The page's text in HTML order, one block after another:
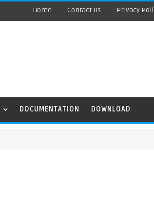
Home Contact Us Privacy
DOCUMENTATION DOWNLOAD